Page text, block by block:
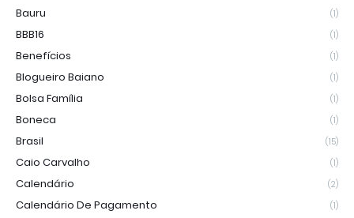
Bauru (1)
BBB16 (1)
Benefícios (1)
Blogueiro Baiano (1)
Bolsa Família (1)
Boneca (1)
Brasil (15)
Caio Carvalho (1)
Calendário (2)
Calendário De Pagamento (1)